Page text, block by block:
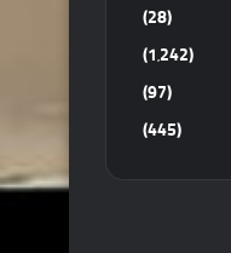
(28)
(1٬242)
(97)
(445)